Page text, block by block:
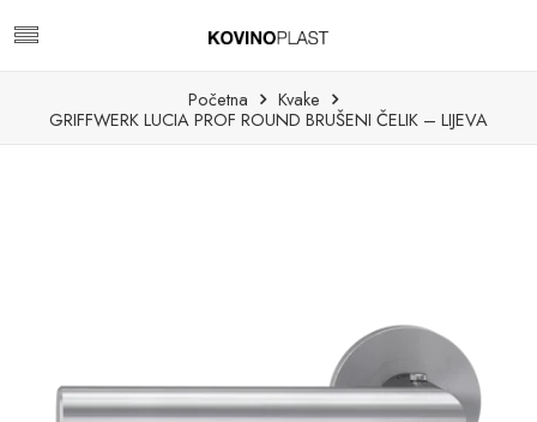
Početna
Kvake
GRIFFWERK LUCIA PROF ROUND BRUŠENI ČELIK – LIJEVA